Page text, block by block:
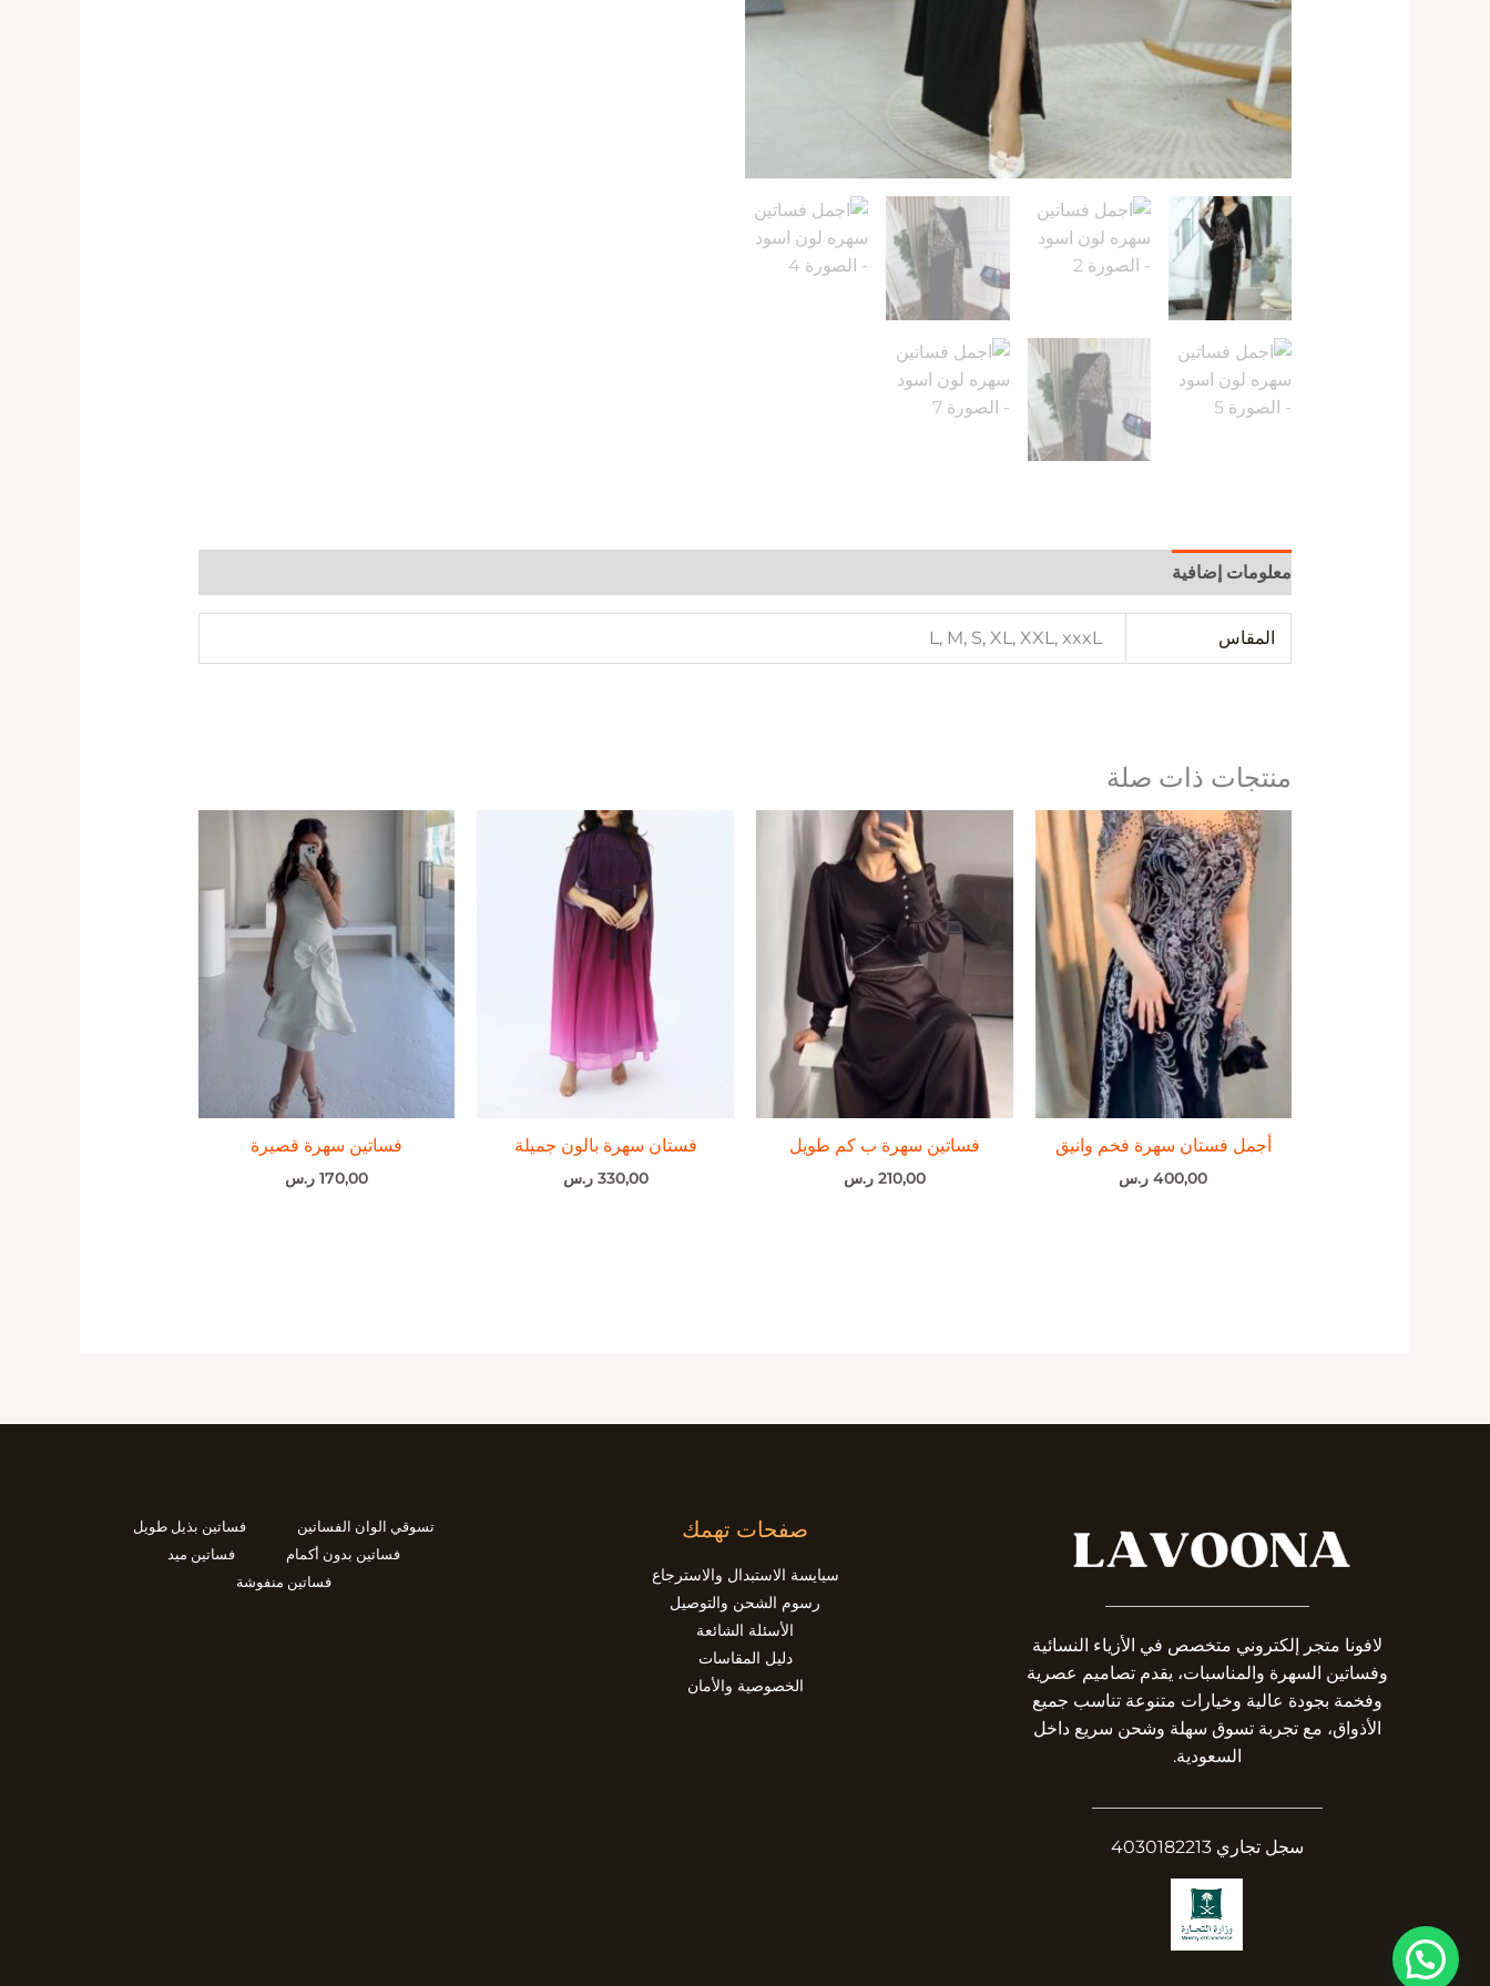
معلومات إضافية
المقاس L, M, S, XL, XXL, xxxL
منتجات ذات صلة
أجمل فستان سهرة فخم وانيق
400,00 ر.س
فساتين سهرة ب كم طويل
210,00 ر.س
فستان سهرة بالون جميلة
330,00 ر.س
فساتين سهرة قصيرة
170,00 ر.س
لافونا متجر إلكتروني متخصص في الأزياء النسائية
وفساتين السهرة والمناسبات، يقدم تصاميم عصرية
وفخمة بجودة عالية وخيارات متنوعة تناسب جميع
الأذواق، مع تجربة تسوق سهلة وشحن سريع داخل
السعودية.
سجل تجاري 4030182213
صفحات تهمك
سيايسة الاستبدال والاسترجاع
رسوم الشحن والتوصيل
الأسئلة الشائعة
دليل المقاسات
الخصوصية والأمان
تسوقي الوان الفساتين
فساتين بذيل طويل
فساتين بدون أكمام
فساتين ميد
فساتين منفوشة